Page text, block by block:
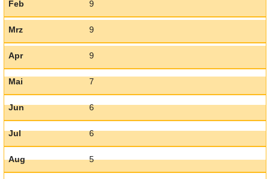
Feb 9
Mrz 9
Apr 9
Mai 7
Jun 6
Jul 6
Aug 5